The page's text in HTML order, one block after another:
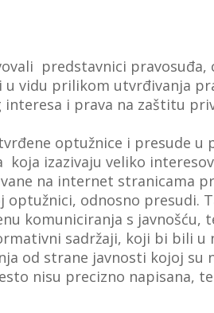
predstavnici pravosuđa,
vidu prilikom utvrđivanja
interesa i prava na zaštitu
optužnice i presude
izazivaju veliko
na internet stranicama
optužnici, odnosno
komuniciranja s
sadržaji, koji bi bili
od strane javnosti kojoj su
nisu precizno napisana,